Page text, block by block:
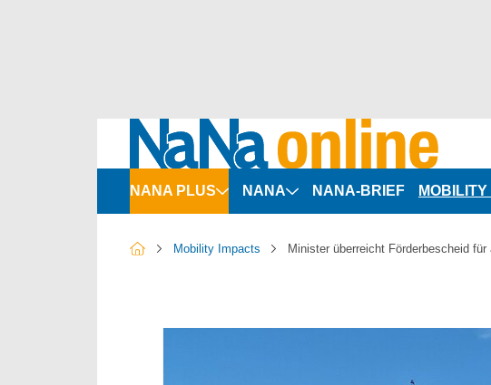
NANA PLUS NANA NANA-BRIEF
Mobility Impacts Minister überreicht Förderbescheid